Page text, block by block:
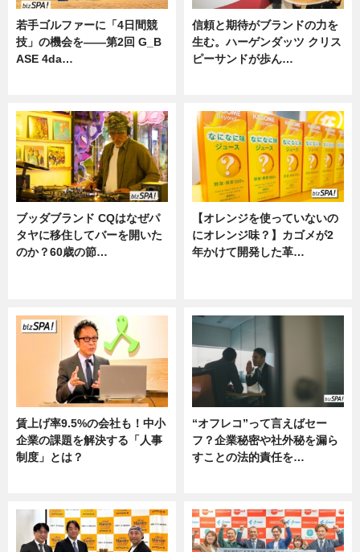
若手ゴルファーに「4日間競
技」の機会を——第2回 G_B
ASE 4da…
信頼と期待がブランドの力を
生む。ハーゲンダッツ クリス
ピーサンドが歩ん…
ブッダブランド CQはなぜパ
タヤに移住してバーを開いた
のか？60歳の節…
【オレンジを使っていないの
にオレンジ味？】カゴメが2
年かけて開発した革…
賃上げ率9.5%の会社も！中小
企業の課題を解決する「人事
制度」とは？
“オフレコ”って言えばセー
フ？企業秘密や社外秘を漏ら
すことの法的責任を…